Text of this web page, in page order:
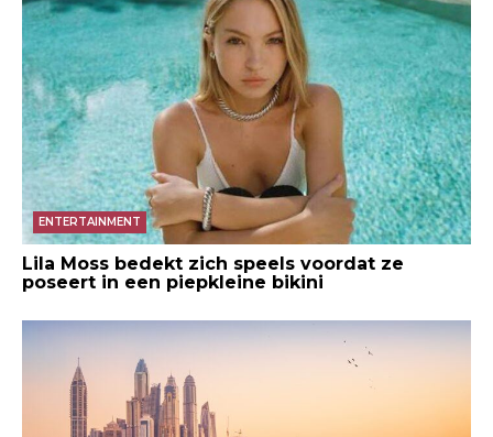
ENTERTAINMENT
Lila Moss bedekt zich speels voordat ze
poseert in een piepkleine bikini